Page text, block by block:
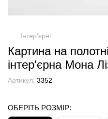
Інтер'єрні
Картина на
інтер'єрна Мона
Артикул: 3352
ОБЕРІТЬ РОЗМІР: